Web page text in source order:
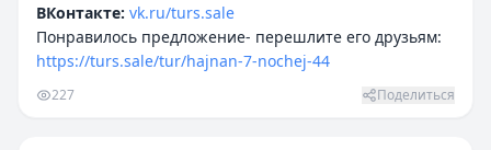
ВКонтакте: vk.ru/turs.sale
Понравилось предложение- перешлите его друзьям:
https://turs.sale/tur/hajnan-7-nochej-44
227 Поделиться